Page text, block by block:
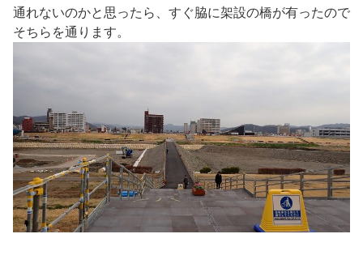
通れないのかと思ったら、すぐ脇に架設の橋が有ったので
そちらを通ります。